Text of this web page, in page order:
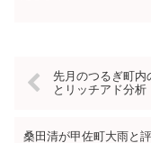
先月のつるぎ町内
とリッチアド分析
桑田清が甲佐町大雨と